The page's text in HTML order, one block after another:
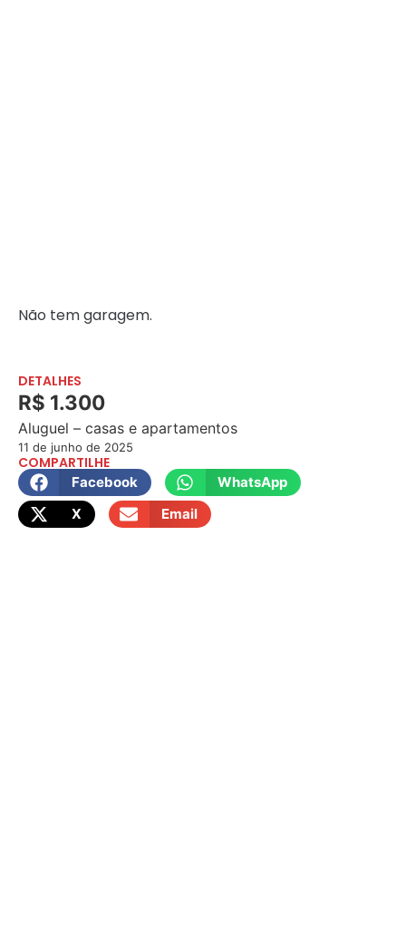
Não tem garagem.
DETALHES
R$ 1.300
Aluguel – casas e apartamentos
11 de junho de 2025
COMPARTILHE
Facebook
WhatsApp
X
Email